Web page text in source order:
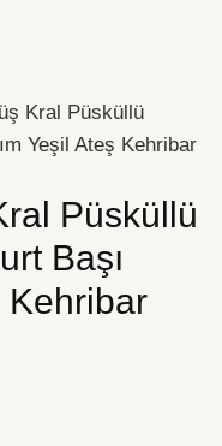
Kral Püsküllü
Yeşil Ateş Kehribar
Püsküllü
Başı
Kehribar